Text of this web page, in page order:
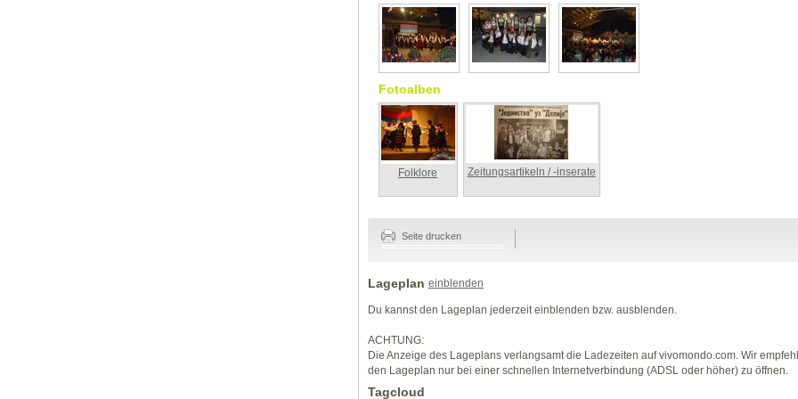
Fotoalben
Folklore Zeitungsartikeln / -inserate
Seite drucken
Lageplan einblenden
Du kannst den Lageplan jederzeit einblenden bzw. ausblenden.
ACHTUNG:
Die Anzeige des Lageplans verlangsamt die Ladezeiten auf vivomondo.com. Wir
den Lageplan nur bei einer schnellen Internetverbindung (ADSL oder höher) zu öffnen.
Tagcloud